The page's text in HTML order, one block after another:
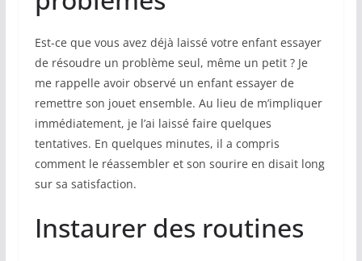
Est-ce que vous avez déjà laissé votre enfant essayer
de résoudre un problème seul, même un petit ? Je
me rappelle avoir observé un enfant essayer de
remettre son jouet ensemble. Au lieu de m’impliquer
immédiatement, je l’ai laissé faire quelques
tentatives. En quelques minutes, il a compris
comment le réassembler et son sourire en disait long
sur sa satisfaction.
Instaurer des routines